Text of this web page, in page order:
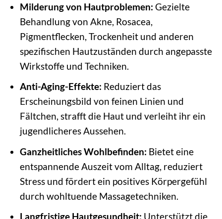
Milderung von Hautproblemen: Gezielte
Behandlung von Akne, Rosacea,
Pigmentflecken, Trockenheit und anderen
spezifischen Hautzuständen durch angepasste
Wirkstoffe und Techniken.
Anti-Aging-Effekte: Reduziert das
Erscheinungsbild von feinen Linien und
Fältchen, strafft die Haut und verleiht ihr ein
jugendlicheres Aussehen.
Ganzheitliches Wohlbefinden: Bietet eine
entspannende Auszeit vom Alltag, reduziert
Stress und fördert ein positives Körpergefühl
durch wohltuende Massagetechniken.
Langfristige Hautgesundheit: Unterstützt die